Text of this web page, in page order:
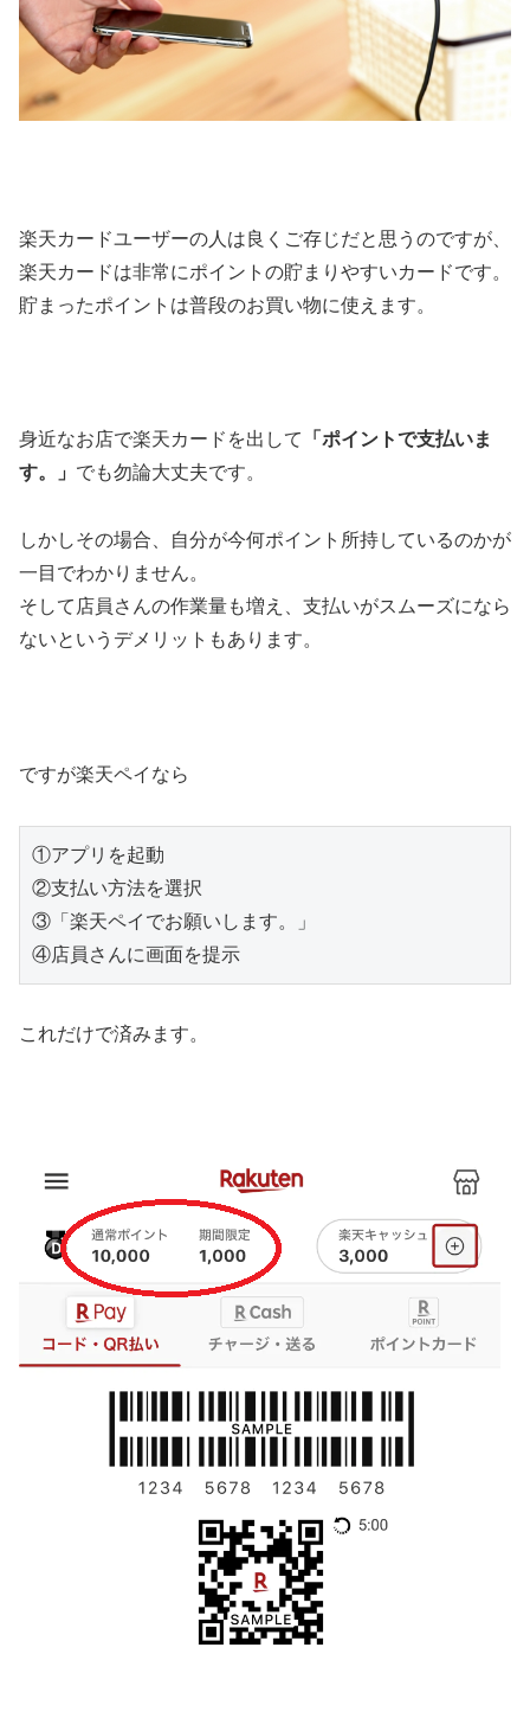
楽天カードユーザーの人は良くご存じだと思うのですが、
楽天カードは非常にポイントの貯まりやすいカードです。
貯まったポイントは普段のお買い物に使えます。
身近なお店で楽天カードを出して
「ポイントで支払いま
す。」 でも勿論大丈夫です。
しかしその場合、自分が今何ポイント所持しているのかが
一目でわかりません。
そして店員さんの作業量も増え、支払いがスムーズになら
ないというデメリットもあります。
ですが楽天ペイなら
①アプリを起動
②支払い方法を選択
③「楽天ペイでお願いします。」
④店員さんに画面を提示
これだけで済みます。